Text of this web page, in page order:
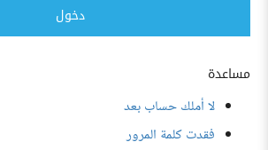
دخول
مساعدة
لا أملك حساب بعد
فقدت كلمة المرور